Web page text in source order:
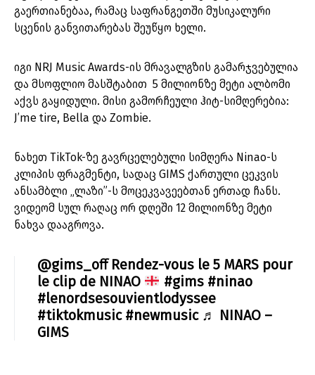
გაერთიანებაა, რამაც საფრანგეთში მუსიკალური
სცენის განვითარებას შეუწყო ხელი.
იგი NRJ Music Awards-ის მრავალგზის გამარჯვებულია
და მსოფლიო მასშტაბით 5 მილიონზე მეტი ალბომი
აქვს გაყიდული. მისი გამორჩეული ჰიტ-სიმღერებია:
J’me tire, Bella და Zombie.
ნახეთ TikTok-ზე გავრცელებული სიმღერა Ninao-ს
კლიპის ფრაგმენტი, სადაც GIMS ქართული ცეკვის
ანსამბლი „ლაზი”-ს მოცეკვავეებთან ერთად ჩანს.
ვიდეომ სულ რაღაც ორ დღეში 12 მილიონზე მეტი
ნახვა დააგროვა.
@gims_offRendez-vous le 5 MARS pour
le clip de NINAO
#gims #ninao
#lenordsesouvientlodyssee
#tiktokmusic #newmusic ♬ NINAO –
GIMS